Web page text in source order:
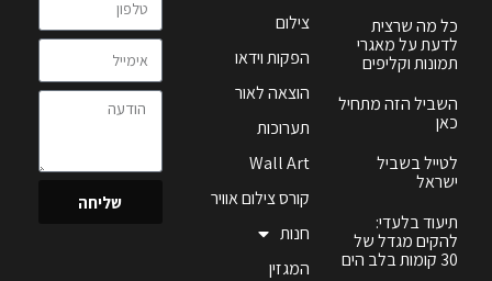
כל מה שרצית
לדעת על מאגרי
תמונות וקליפים
השביל הזה מתחיל
כאן
לטייל בשביל
ישראל
תיעוד בלעדי:
להקים מגדל של
30 קומות בלב הים
צילום
הפקות וידאו
הוצאה לאור
תערוכות
Wall Art
קורס צילום אוויר
חנות
המגזין
שליחה